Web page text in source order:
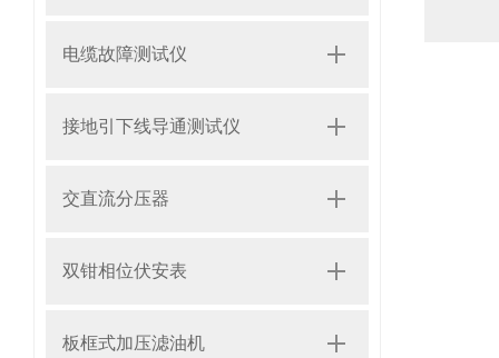
电缆故障测试仪
接地引下线导通测试仪
交直流分压器
双钳相位伏安表
板框式加压滤油机